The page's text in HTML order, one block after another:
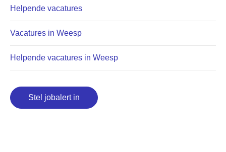
Helpende vacatures
Vacatures in Weesp
Helpende vacatures in Weesp
Stel jobalert in